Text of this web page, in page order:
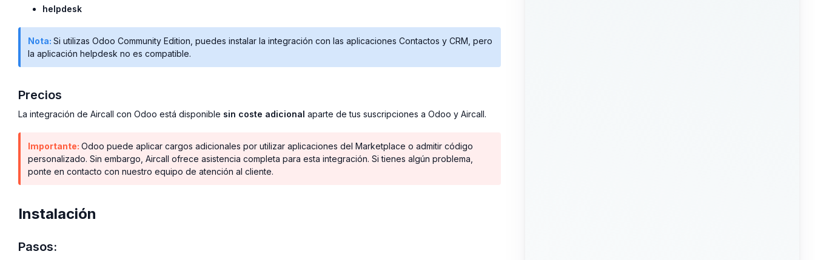
helpdesk
Nota: Si utilizas Odoo Community Edition, puedes instalar la integración con las aplicaciones Contactos y CRM, pero
la aplicación helpdesk no es compatible.
Precios
La integración de Aircall con Odoo está disponible sin coste adicional aparte de tus suscripciones a Odoo y Aircall.
Importante: Odoo puede aplicar cargos adicionales por utilizar aplicaciones del Marketplace o admitir código
personalizado. Sin embargo, Aircall ofrece asistencia completa para esta integración. Si tienes algún problema,
ponte en contacto con nuestro equipo de atención al cliente.
Instalación
Pasos: